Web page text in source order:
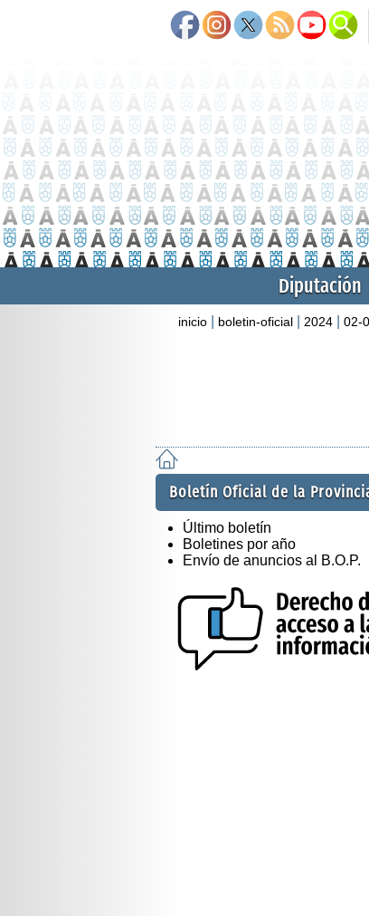
Diputación
inicio boletin-oficial 2024 02-
Boletín Oficial de la
Último boletín
Boletines por año
Envío de anuncios al B.O.P.